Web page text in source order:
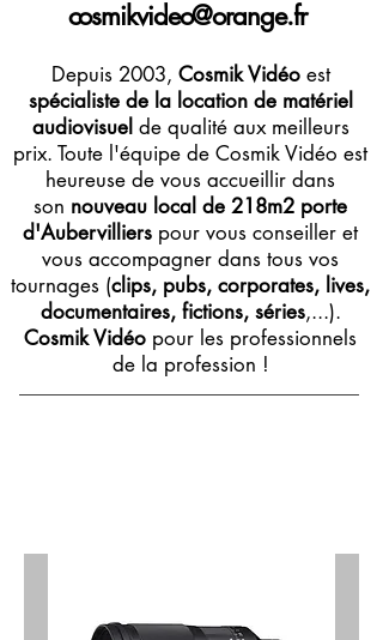
cosmikvideo@orange.fr
Depuis 2003, Cosmik Vidéoest
spécialiste de la location de matériel
audiovisuel de qualité aux meilleurs
prix. Toute l'équipe de Cosmik Vidéo est
heureuse de vous accueillir dans
son nouveau local de 218m2 porte
d'Aubervilliers pour vous conseiller et
vous accompagner dans tous vos
tournages (clips, pubs, corporates, lives,
documentaires, fictions, séries,...).
Cosmik Vidéo pour les professionnels
de la profession !